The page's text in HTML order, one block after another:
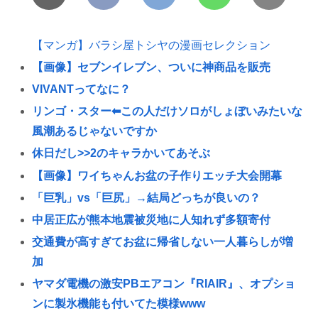
【マンガ】バラシ屋トシヤの漫画セレクション
【画像】セブンイレブン、ついに神商品を販売
VIVANTってなに？
リンゴ・スター⬅︎この人だけソロがしょぼいみたいな
風潮あるじゃないですか
休日だし>>2のキャラかいてあそぶ
【画像】ワイちゃんお盆の子作りエッチ大会開幕
「巨乳」vs「巨尻」→結局どっちが良いの？
中居正広が熊本地震被災地に人知れず多額寄付
交通費が高すぎてお盆に帰省しない一人暮らしが増
加
ヤマダ電機の激安PBエアコン『RIAIR』、オプショ
ンに製氷機能も付いてた模様www